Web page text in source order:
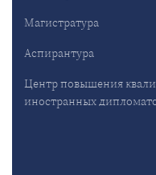
Магистратура
Аспирантура
Центр повышения
иностранных